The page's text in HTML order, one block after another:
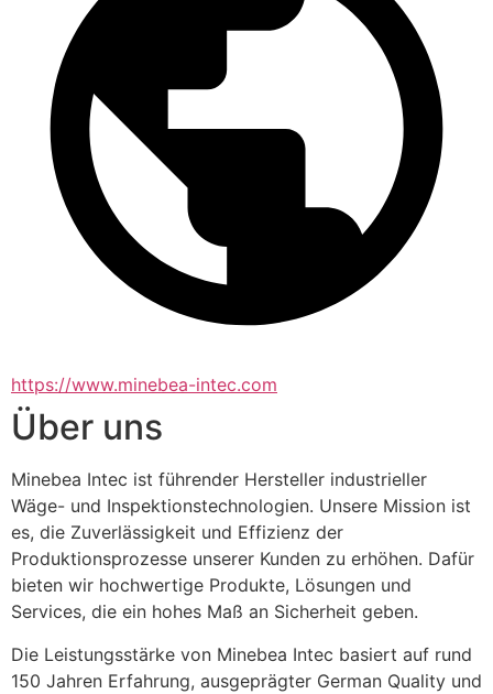
https://www.minebea-intec.com
Über uns
Minebea Intec ist führender Hersteller industrieller
Wäge- und Inspektionstechnologien. Unsere Mission ist
es, die Zuverlässigkeit und Effizienz der
Produktionsprozesse unserer Kunden zu erhöhen. Dafür
bieten wir hochwertige Produkte, Lösungen und
Services, die ein hohes Maß an Sicherheit geben.
Die Leistungsstärke von Minebea Intec basiert auf rund
150 Jahren Erfahrung, ausgeprägter German Quality und